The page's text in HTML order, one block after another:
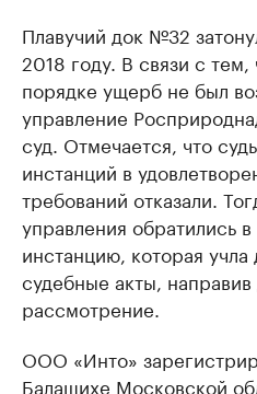
Плавучий док №32
2018 году. В связи с
порядке ущерб не был
управление
суд. Отмечается, что
инстанций в
требований отказали.
управления обратились
инстанцию, которая
судебные акты,
рассмотрение.
ООО «Инто»
Балашихе Московской